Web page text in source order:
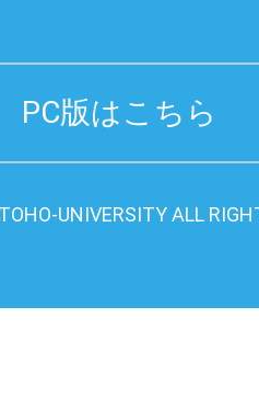
PC版はこちら
UNIVERSITY ALL